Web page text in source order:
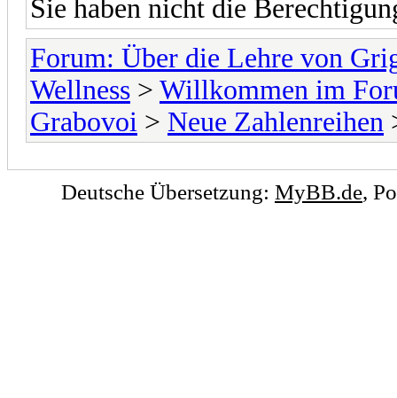
Sie haben nicht die
Forum: Über die Lehre von
Wellness > Willkommen im
Grabovoi > Neue Zahlenreihen
Deutsche Übersetzung: MyBB.de,